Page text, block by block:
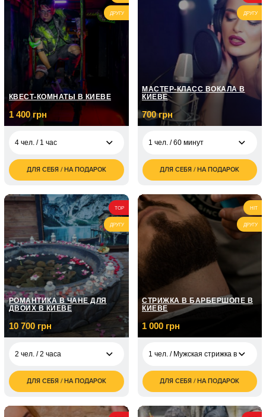
ДРУГУ
КВЕСТ-КОМНАТЫ В КИЕВЕ
1 400 грн
4 чел. / 1 час
1 400
грн
ДЛЯ СЕБЯ / НА ПОДАРОК
ДРУГУ
МАСТЕР-КЛАСС ВОКАЛА В
КИЕВЕ
700 грн
1 чел. / 60 минут
грн
1 чел. / Курс вокала /
8 занятий по 1 часу
5 050
грн
1 чел. / Курс вокала /
12 занятий по 1 часу
7 150
ДЛЯ СЕБЯ / НА ПОДАРОК
TOP
ДРУГУ
РОМАНТИКА В ЧАНЕ ДЛЯ
ДВОИХ В КИЕВЕ
10 700 грн
2 чел. / 2 часа
10 700
грн
ДЛЯ СЕБЯ / НА ПОДАРОК
HIT
ДРУГУ
СТРИЖКА В БАРБЕРШОПЕ В
КИЕВЕ
1 000 грн
1 чел. / Мужская стрижка в Киеве/
1 чел. / Мужская
стрижка в Киеве/ До
1 000
ДЛЯ СЕБЯ / НА ПОДАРОК